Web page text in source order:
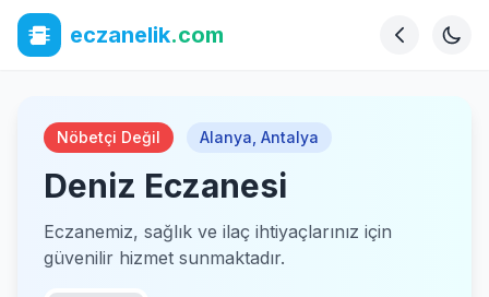
eczanelik.com
Nöbetçi Değil Alanya Antalya
Deniz Eczanesi
Eczanemiz, sağlık ve ilaç ihtiyaçlarınız için
güvenilir hizmet sunmaktadır.